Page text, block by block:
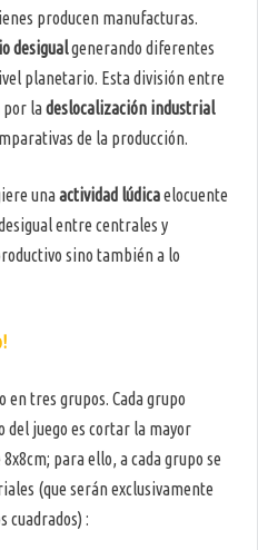
producen manufacturas.
desigualgenerando diferentes
planetario. Esta división entre
por ladeslocalización industrial
de la producción.
unaactividad lúdicaelocuente
entre centrales y
sino también a lo
en tres grupos. Cada grupo
del juego es cortar la mayor
para ello, a cada grupo se
(que serán exclusivamente
cuadrados) :